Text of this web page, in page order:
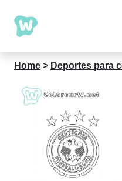
Home > Deportes para